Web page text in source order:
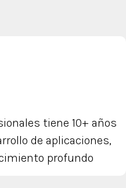
tiene 10+ años
de aplicaciones,
profundo